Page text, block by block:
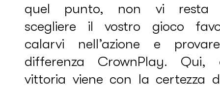
quel punto, non vi resta
scegliere il vostro gioco
calarvi nell’azione e
differenza CrownPlay. Qui,
vittoria viene con la certezza